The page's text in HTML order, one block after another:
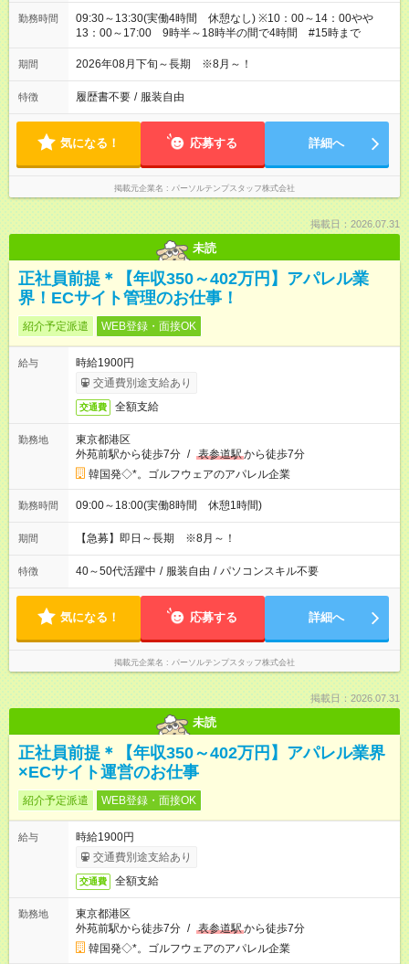
勤務時間
09:30～13:30(実働4時間 休憩なし) ※10：00～14：00やや
13：00～17:00 9時半～18時半の間で4時間 #15時まで
期間 2026年08月下旬～長期 ※8月～！
特徴 履歴書不要 / 服装自由
気になる！ 応募する 詳細へ
掲載元企業名 パーソルテンプスタッフ株式会社
掲載日：2026.07.31
未読
正社員前提＊【年収350～402万円】アパレル業
界！ECサイト管理のお仕事！
紹介予定派遣 WEB登録・面接OK
給与
時給1900円
交通費別途支給あり
交通費 全額支給
勤務地
東京都港区
外苑前駅から徒歩7分 / 表参道駅から徒歩7分
韓国発◇*。ゴルフウェアのアパレル企業
勤務時間 09:00～18:00(実働8時間 休憩1時間)
期間 【急募】即日～長期 ※8月～！
特徴 40～50代活躍中 / 服装自由 / パソコンスキル不要
気になる！ 応募する 詳細へ
掲載元企業名 パーソルテンプスタッフ株式会社
掲載日：2026.07.31
未読
正社員前提＊【年収350～402万円】アパレル業界
×ECサイト運営のお仕事
紹介予定派遣 WEB登録・面接OK
給与
時給1900円
交通費別途支給あり
交通費 全額支給
勤務地
東京都港区
外苑前駅から徒歩7分 / 表参道駅から徒歩7分
韓国発◇*。ゴルフウェアのアパレル企業